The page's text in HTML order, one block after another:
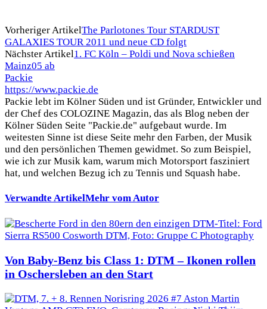
Vorheriger ArtikelThe Parlotones Tour STARDUST
GALAXIES TOUR 2011 und neue CD folgt
Nächster Artikel1. FC Köln – Poldi und Nova schießen
Mainz05 ab
Packie
https://www.packie.de
Packie lebt im Kölner Süden und ist Gründer, Entwickler und
der Chef des COLOZINE Magazin, das als Blog neben der
Kölner Süden Seite "Packie.de" aufgebaut wurde. Im
weitesten Sinne ist diese Seite mehr den Farben, der Musik
und den persönlichen Themen gewidmet. So zum Beispiel,
wie ich zur Musik kam, warum mich Motorsport fasziniert
hat, und welchen Bezug ich zu Tennis und Squash habe.
Verwandte ArtikelMehr vom Autor
Von Baby-Benz bis Class 1: DTM – Ikonen rollen
in Oschersleben an den Start